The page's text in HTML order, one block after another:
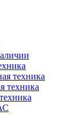
техника
техника